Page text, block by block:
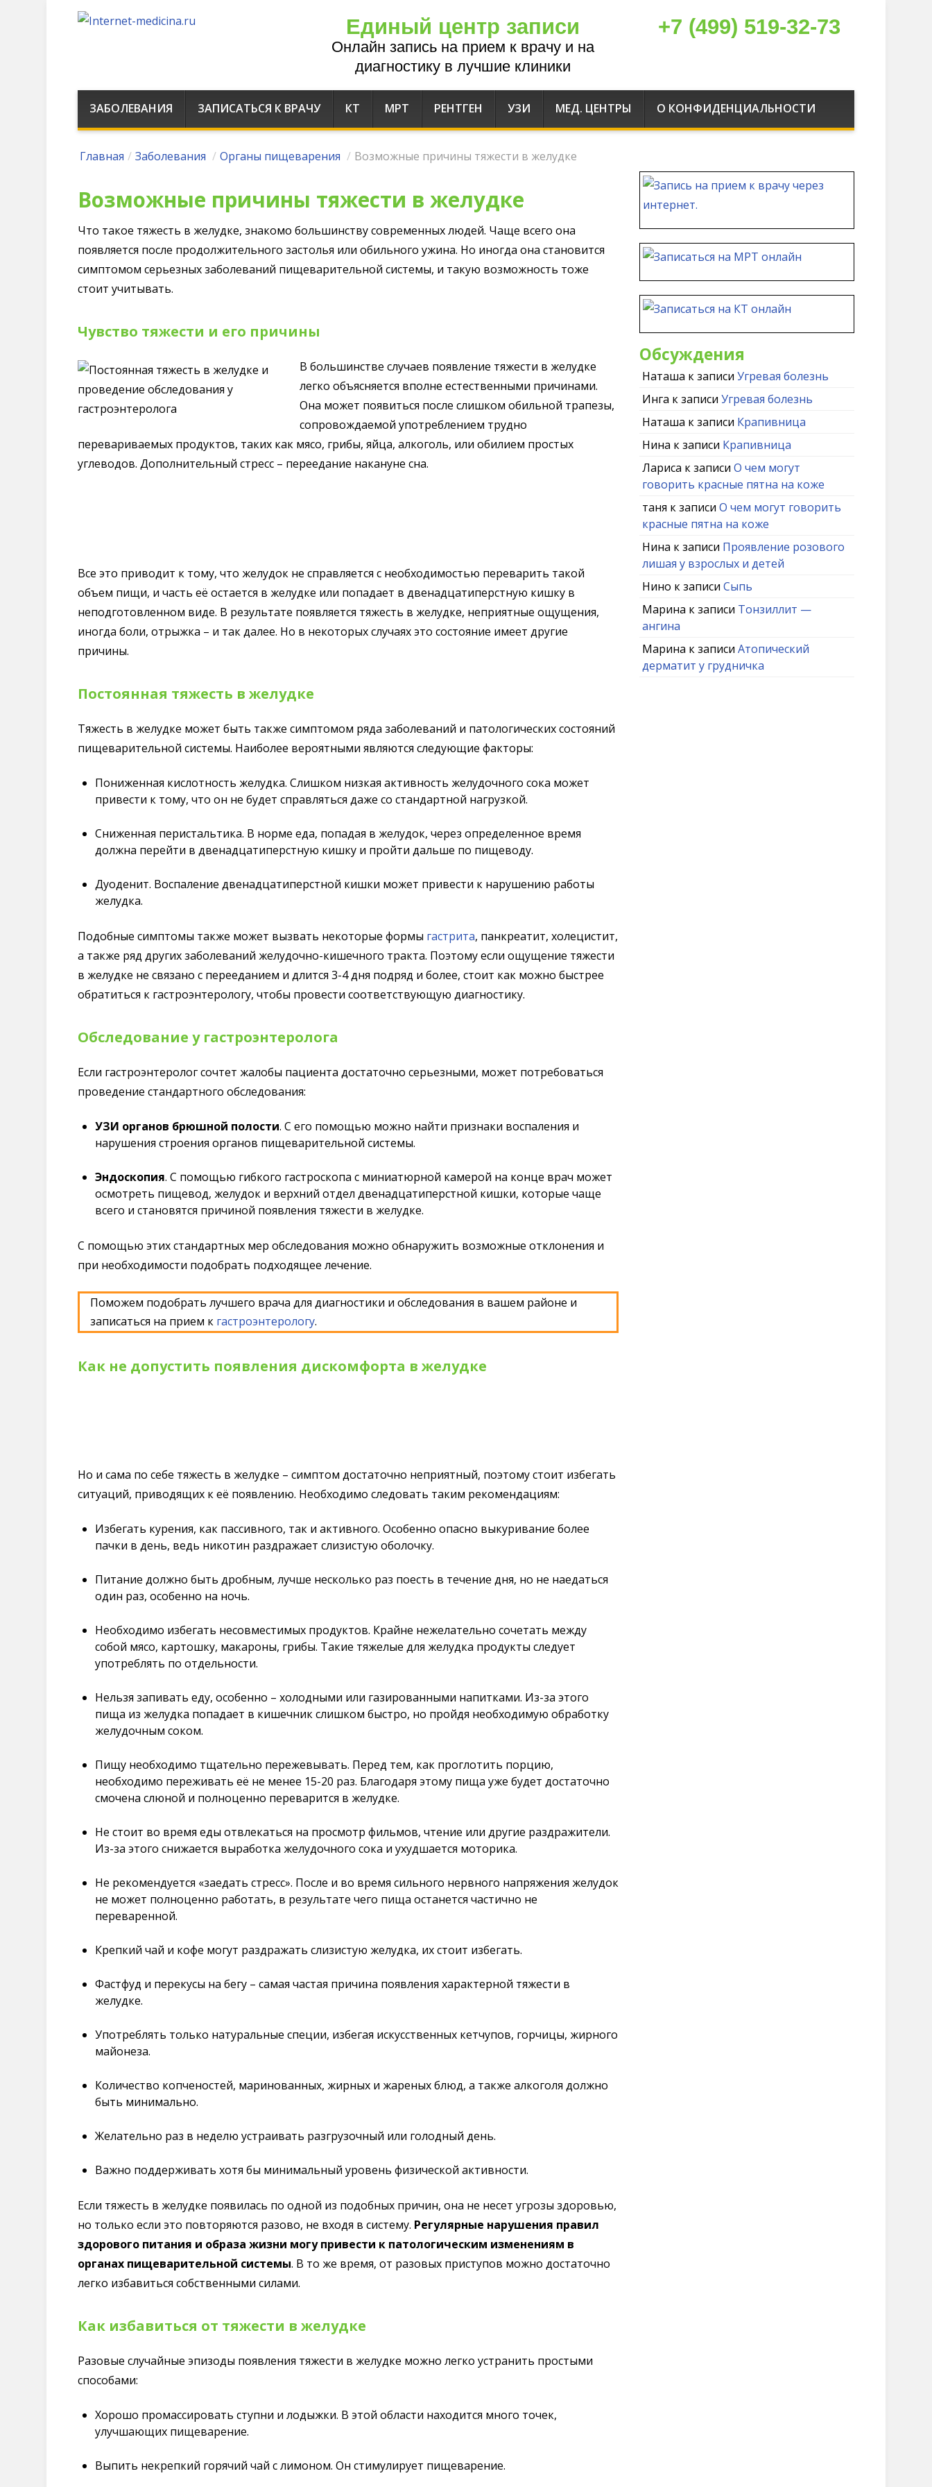
Единый центр записи
Онлайн запись на прием к врачу и на
диагностику в лучшие клиники
+7 (499) 519-32-73
ЗАБОЛЕВАНИЯ ЗАПИСАТЬСЯ К ВРАЧУ КТ МРТ РЕНТГЕН УЗИ МЕД. ЦЕНТРЫ О КОНФИДЕНЦИАЛЬНОСТИ
Главная / Заболевания / Органы пищеварения / Возможные причины тяжести в желудке
Возможные причины тяжести в желудке
Что такое тяжесть в желудке, знакомо большинству современных людей. Чаще всего она
появляется после продолжительного застолья или обильного ужина. Но иногда она становится
симптомом серьезныхзаболеваний пищеварительной системы, и такую возможность тоже
стоит учитывать.
Чувство тяжести и его причины
В большинстве случаев появление тяжести в желудке
легко объясняется вполне естественными причинами.
Она может появиться после слишком обильной трапезы,
сопровождаемой употреблением трудно
перевариваемых продуктов, таких как мясо, грибы, яйца, алкоголь, или обилием простых
углеводов. Дополнительный стресс – переедание накануне сна.
Все это приводит к тому, что желудок не справляется с необходимостью переварить такой
объем пищи, и часть её остается в желудке или попадает в двенадцатиперстную кишку в
неподготовленном виде. В результате появляется тяжесть в желудке, неприятные ощущения,
иногда боли, отрыжка – и так далее. Но в некоторых случаях это состояние имеет другие
причины.
Постоянная тяжесть в желудке
Тяжесть в желудке может быть также симптомом ряда заболеваний и патологических состояний
пищеварительной системы. Наиболее вероятными являются следующие факторы:
Пониженная кислотность желудка. Слишком низкая активность желудочного сока может
привести к тому, что он не будет справляться даже со стандартной нагрузкой.
Сниженная перистальтика. В норме еда, попадая в желудок, через определенное время
должна перейти в двенадцатиперстную кишку и пройти дальше по пищеводу.
Дуоденит. Воспаление двенадцатиперстной кишки может привести к нарушению работы
желудка.
Подобные симптомы также может вызвать некоторые формы гастрита, панкреатит, холецистит,
а также ряд других заболеваний желудочно-кишечного тракта. Поэтому если ощущение тяжести
в желудке не связано с перееданием и длится 3-4 дня подряд и более, стоит как можно быстрее
обратиться к гастроэнтерологу, чтобы провести соответствующую диагностику.
Обследование у гастроэнтеролога
Если гастроэнтеролог сочтет жалобы пациента достаточно серьезными, может потребоваться
проведение стандартного обследования:
УЗИ органов брюшной полости. С его помощью можно найти признаки воспаления и
нарушения строения органов пищеварительной системы.
Эндоскопия. С помощью гибкого гастроскопа с миниатюрной камерой на конце врач может
осмотреть пищевод, желудок и верхний отдел двенадцатиперстной кишки, которые чаще
всего и становятся причиной появления тяжести в желудке.
С помощью этих стандартных мер обследования можно обнаружить возможные отклонения и
при необходимости подобрать подходящее лечение.
Поможем подобрать лучшего врача для диагностики и обследования в вашем районе и
записаться на прием к гастроэнтерологу.
Как не допустить появления дискомфорта в желудке
Но и сама по себе тяжесть в желудке – симптом достаточно неприятный, поэтому стоит избегать
ситуаций, приводящих к её появлению. Необходимо следовать таким рекомендациям:
Избегать курения, как пассивного, так и активного. Особенно опасно выкуривание более
пачки в день, ведь никотин раздражает слизистую оболочку.
Питание должно быть дробным, лучше несколько раз поесть в течение дня, но не наедаться
один раз, особенно на ночь.
Необходимо избегать несовместимых продуктов. Крайне нежелательно сочетать между
собой мясо, картошку, макароны, грибы. Такие тяжелые для желудка продукты следует
употреблять по отдельности.
Нельзя запивать еду, особенно – холодными или газированными напитками. Из-за этого
пища из желудка попадает в кишечник слишком быстро, но пройдя необходимую обработку
желудочным соком.
Пищу необходимо тщательно пережевывать. Перед тем, как проглотить порцию,
необходимо переживать её не менее 15-20 раз. Благодаря этому пища уже будет достаточно
смочена слюной и полноценно переварится в желудке.
Не стоит во время еды отвлекаться на просмотр фильмов, чтение или другие раздражители.
Из-за этого снижается выработка желудочного сока и ухудшается моторика.
Не рекомендуется «заедать стресс». После и во время сильного нервного напряжения желудок
не может полноценно работать, в результате чего пища останется частично не
переваренной.
Крепкий чай и кофе могут раздражать слизистую желудка, их стоит избегать.
Фастфуд и перекусы на бегу – самая частая причина появления характерной тяжести в
желудке.
Употреблять только натуральные специи, избегая искусственных кетчупов, горчицы, жирного
майонеза.
Количество копченостей, маринованных, жирных и жареных блюд, а также алкоголя должно
быть минимально.
Желательно раз в неделю устраивать разгрузочный или голодный день.
Важно поддерживать хотя бы минимальный уровень физической активности.
Если тяжесть в желудке появилась по одной из подобных причин, она не несет угрозы здоровью,
но только если это повторяются разово, не входя в систему. Регулярные нарушения правил
здорового питания и образа жизни могу привести к патологическим изменениям в
органах пищеварительной системы. В то же время, от разовых приступов можно достаточно
легко избавиться собственными силами.
Как избавиться от тяжести в желудке
Разовые случайные эпизоды появления тяжести в желудке можно легко устранить простыми
способами:
Хорошо промассировать ступни и лодыжки. В этой области находится много точек,
улучшающих пищеварение.
Выпить некрепкий горячий чай с лимоном. Он стимулирует пищеварение.
Обсуждения
Наташа к записи Угревая болезнь
Инга к записи Угревая болезнь
Наташа к записи Крапивница
Нина к записи Крапивница
Лариса к записи О чем могут
говорить красные пятна на коже
таня к записи О чем могут говорить
красные пятна на коже
Нина к записи Проявление розового
лишая у взрослых и детей
Нино к записи Сыпь
Марина к записи Тонзиллит —
ангина
Марина к записи Атопический
дерматит у грудничка